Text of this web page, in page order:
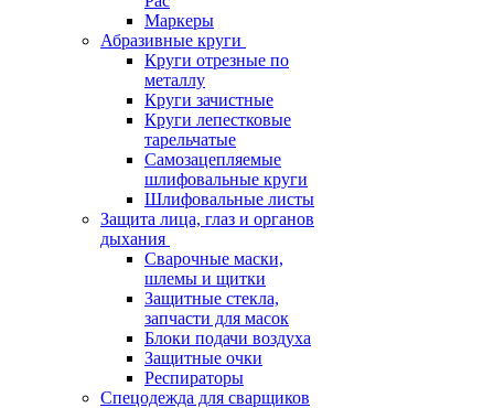
Маркеры
Абразивные круги
Круги отрезные по
металлу
Круги зачистные
Круги лепестковые
тарельчатые
Самозацепляемые
шлифовальные круги
Шлифовальные листы
Защита лица, глаз и органов
дыхания
Сварочные маски,
шлемы и щитки
Защитные стекла,
запчасти для масок
Блоки подачи воздуха
Защитные очки
Респираторы
Спецодежда для сварщиков